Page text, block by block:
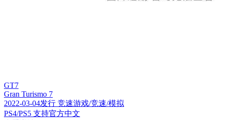
GT7
Gran Turismo 7
2022-03-04发行 竞速游戏/竞速/模拟
PS4/PS5 支持官方中文